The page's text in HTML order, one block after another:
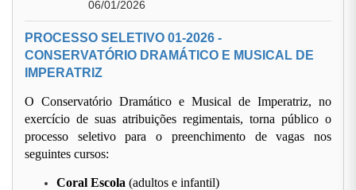
06/01/2026
PROCESSO SELETIVO 01-2026 -
CONSERVATÓRIO DRAMÁTICO E MUSICAL DE
IMPERATRIZ
O Conservatório Dramático e Musical de Imperatriz, no
exercício de suas atribuições regimentais, torna público o
processo seletivo para o preenchimento de vagas nos
seguintes cursos:
Coral Escola (adultos e infantil)